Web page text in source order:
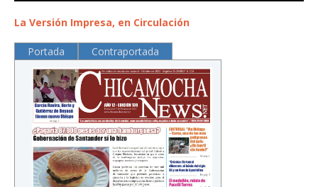
La Versión Impresa, en Circulación
Portada Contraportada